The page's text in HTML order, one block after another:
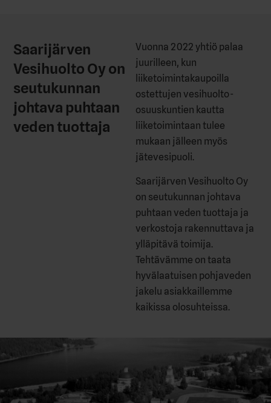
Saarijärven
Vesihuolto Oy on
seutukunnan
johtava puhtaan
veden tuottaja
Vuonna 2022 yhtiö palaa
juurilleen, kun
liiketoimintakaupoilla
ostettujen vesihuolto-
osuuskuntien kautta
liiketoimintaan tulee
mukaan jälleen myös
jätevesipuoli.
Saarijärven Vesihuolto Oy
on seutukunnan johtava
puhtaan veden tuottaja ja
verkostoja rakennuttava ja
ylläpitävä toimija.
Tehtävämme on taata
hyvälaatuisen pohjaveden
jakelu asiakkaillemme
kaikissa olosuhteissa.